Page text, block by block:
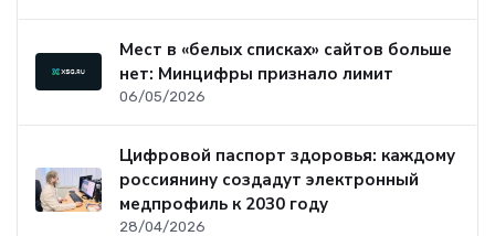
Мест в «белых списках» сайтов больше
нет: Минцифры признало лимит
06/05/2026
Цифровой паспорт здоровья: каждому
россиянину создадут электронный
медпрофиль к 2030 году
28/04/2026